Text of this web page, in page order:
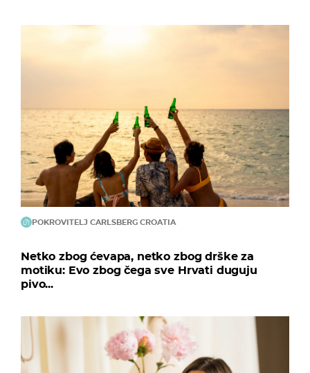
POKROVITELJ CARLSBERG CROATIA
Netko zbog ćevapa, netko zbog drške za
motiku: Evo zbog čega sve Hrvati duguju
pivo...